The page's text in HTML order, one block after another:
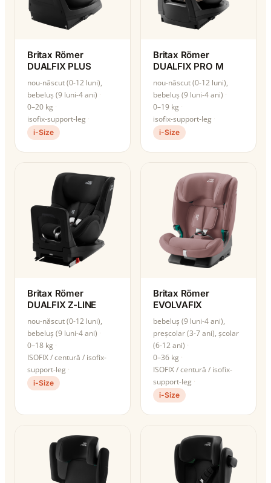
Britax Römer
DUALFIX PLUS
nou-născut (0-12 luni),
bebeluș (9 luni-4 ani)
0–20 kg
isofix-support-leg
i-Size
Britax Römer
DUALFIX PRO M
nou-născut (0-12 luni),
bebeluș (9 luni-4 ani)
0–19 kg
isofix-support-leg
i-Size
Britax Römer
DUALFIX Z-LINE
nou-născut (0-12 luni),
bebeluș (9 luni-4 ani)
0–18 kg
ISOFIX / centură / isofix-
support-leg
i-Size
Britax Römer
EVOLVAFIX
bebeluș (9 luni-4 ani),
preșcolar (3-7 ani), școlar
(6-12 ani)
0–36 kg
ISOFIX / centură / isofix-
support-leg
i-Size